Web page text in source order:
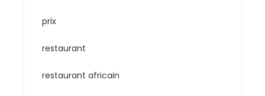
prix
restaurant
restaurant africain